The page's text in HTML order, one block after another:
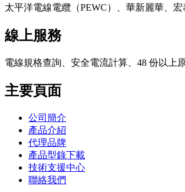
太平洋電線電纜（PEWC）、華新麗華、
線上服務
電線規格查詢、安全電流計算、48 份以上
主要頁面
公司簡介
產品介紹
代理品牌
產品型錄下載
技術支援中心
聯絡我們